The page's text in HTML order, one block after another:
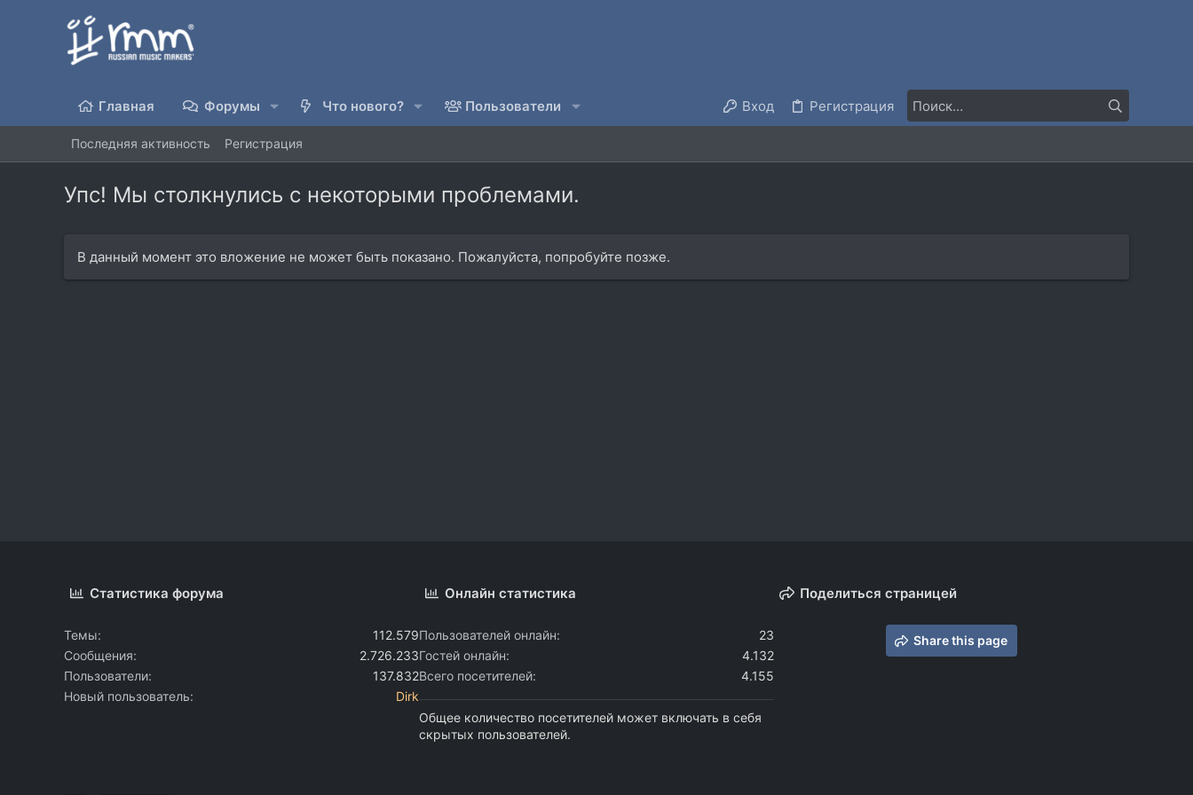
Главная Форумы Что нового? Пользователи Вход Регистрация
Последняя активность Регистрация
Упс! Мы столкнулись с некоторыми проблемами.
В данный момент это вложение не может быть показано. Пожалуйста, попробуйте позже.
Статистика форума
Темы
112.579
Сообщения
2.726.233
Пользователи
137.832
Новый пользователь
Dirk
Онлайн статистика
Пользователей онлайн
23
Гостей онлайн
4.132
Всего посетителей
4.155
Общее количество посетителей может включать в себя
скрытых пользователей.
Поделиться страницей
Share this page